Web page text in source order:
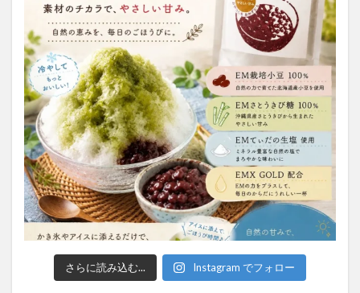
さらに読み込む... Instagram でフォロー